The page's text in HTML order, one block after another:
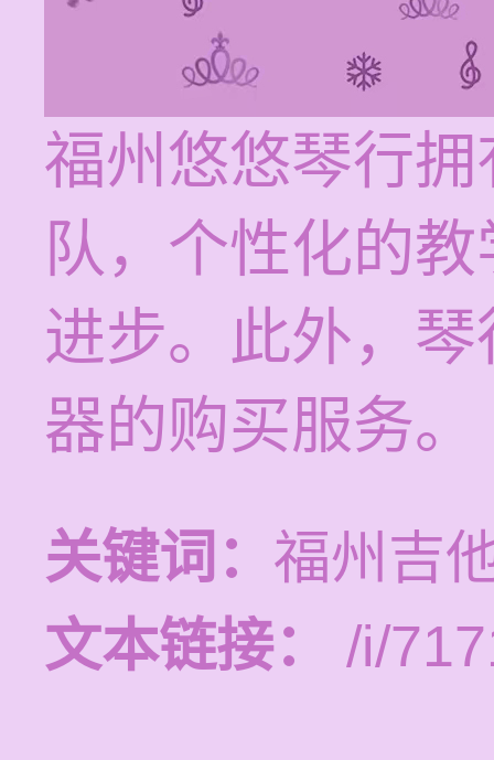
福州悠悠琴行
队，个性化的
进步。此外，
器的购买服务。
关键词： 福州吉
文本链接：
/i/